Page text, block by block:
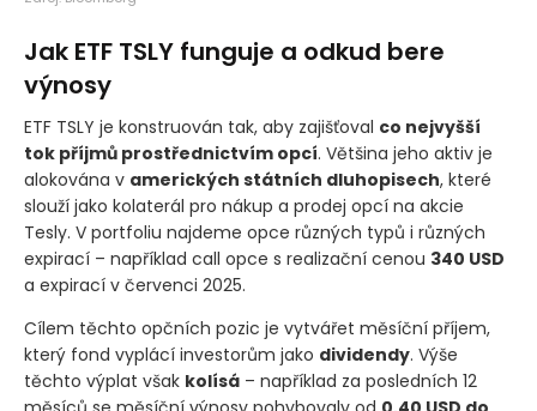
Jak ETF TSLY funguje a odkud bere
výnosy
ETF TSLY je konstruován tak, aby zajišťoval co nejvyšší
tok příjmů prostřednictvím opcí. Většina jeho aktiv je
alokována v amerických státních dluhopisech, které
slouží jako kolaterál pro nákup a prodej opcí na akcie
Tesly. V portfoliu najdeme opce různých typů i různých
expirací – například call opce s realizační cenou 340 USD
a expirací v červenci 2025.
Cílem těchto opčních pozic je vytvářet měsíční příjem,
který fond vyplácí investorům jako dividendy. Výše
těchto výplat však kolísá – například za posledních 12